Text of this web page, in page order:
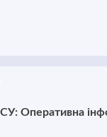
Оперативна